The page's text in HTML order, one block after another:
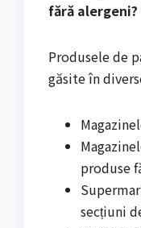
fără alergeni?
Produsele de
găsite în
produse
secțiuni